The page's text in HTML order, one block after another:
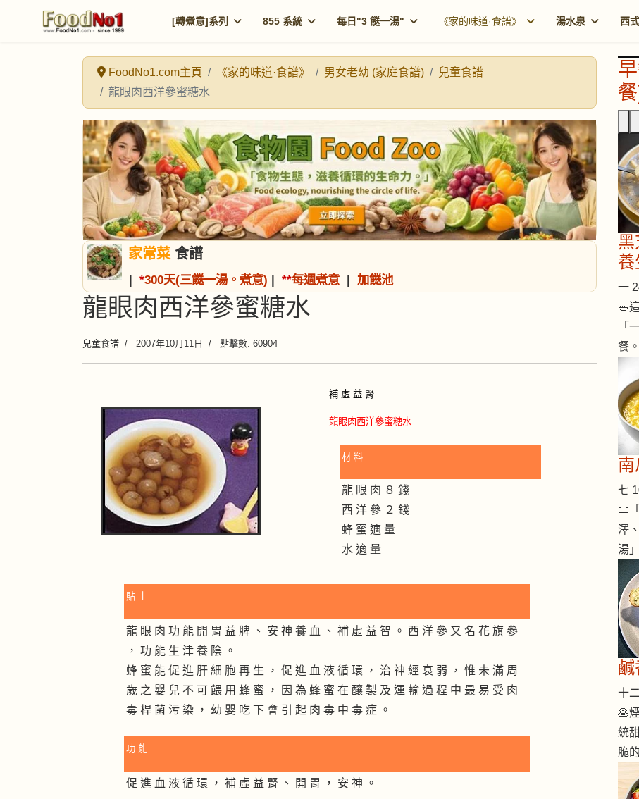
[轉煮意]系列 855 系統 每日"3 餸一湯" 《家的味道·食譜》 湯水泉 西
FoodNo1.com主頁 《家的味道·食譜》 男女老幼 (家庭食譜)
兒童食譜
龍眼肉西洋參蜜糖水
家常菜 食譜
| *300天(三餸一湯。煮意) | **每週煮意 | 加餸池
龍眼肉西洋參蜜糖水
兒童食譜 2007年10月11日 點擊數: 60904
補 虛 益 腎
龍眼肉西洋參蜜糖水
材 料
龍 眼 肉 ８ 錢
西 洋 參 ２ 錢
蜂 蜜 適 量
水 適 量
貼 士
龍 眼 肉 功 能 開 胃 益 脾 、 安 神 養 血 、 補 虛 益 智 。 西 洋 參 又 名 花 旗 參
， 功 能 生 津 養 陰 。
蜂 蜜 能 促 進 肝 細 胞 再 生 ， 促 進 血 液 循 環 ， 治 神 經 衰 弱 ， 惟 未 滿 周
歲 之 嬰 兒 不 可 餵 用 蜂 蜜 ， 因 為 蜂 蜜 在 釀 製 及 運 輸 過 程 中 最 易 受 肉
毒 桿 菌 污 染 ， 幼 嬰 吃 下 會 引 起 肉 毒 中 毒 症 。
功 能
促 進 血 液 循 環 ， 補 虛 益 腎 、 開 胃 ， 安 神 。
黑
養
一
🥗
「
餐
南
七
📜
澤
湯
鹹
十
🥞
統
脆